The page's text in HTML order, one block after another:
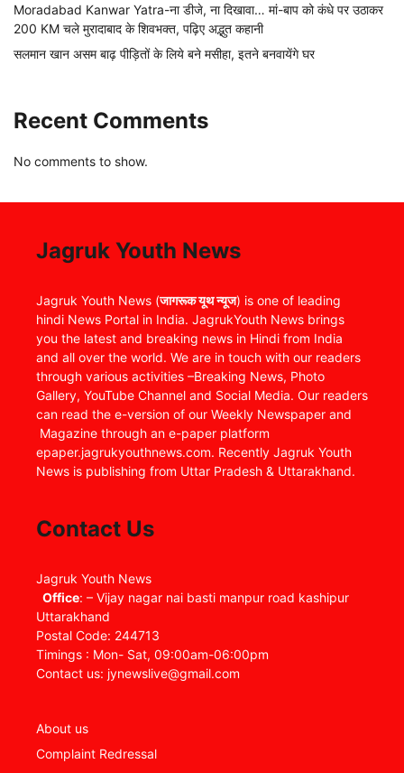
Moradabad Kanwar Yatra-ना डीजे, ना दिखावा… मां-बाप को कंधे पर उठाकर
200 KM चले मुरादाबाद के शिवभक्त, पढ़िए अद्भुत कहानी
सलमान खान असम बाढ़ पीड़ितों के लिये बने मसीहा, इतने बनवायेंगे घर
Recent Comments
No comments to show.
Jagruk Youth News
Jagruk Youth News (जागरूक यूथ न्यूज) is one of leading
hindi News Portal in India. JagrukYouth News brings
you the latest and breaking news in Hindi from India
and all over the world. We are in touch with our readers
through various activities –Breaking News, Photo
Gallery, YouTube Channel and Social Media. Our readers
can read the e-version of our Weekly Newspaper and
Magazine through an e-paper platform
epaper.jagrukyouthnews.com. Recently Jagruk Youth
News is publishing from Uttar Pradesh & Uttarakhand.
Contact Us
Jagruk Youth News
Office: – Vijay nagar nai basti manpur road kashipur
Uttarakhand
Postal Code: 244713
Timings : Mon- Sat, 09:00am-06:00pm
Contact us: jynewslive@gmail.com
About us
Complaint Redressal